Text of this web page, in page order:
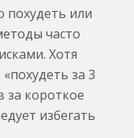
или
часто
Хотя
за 3
за короткое
избегать